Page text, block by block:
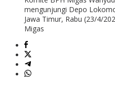
mengunjungi Depo
Jawa Timur, Rabu (23/4/
Migas